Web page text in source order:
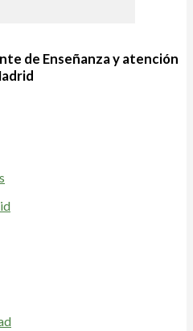
de Enseñanza y atención